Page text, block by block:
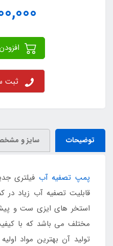
ثبت
توضیحات سایز و
پمپ تصفیه آب
قابلیت تصفیه آب زیاد در
استخر های ایزی ست و
مختلف می باشد که با
تولید آن بهترین مواد